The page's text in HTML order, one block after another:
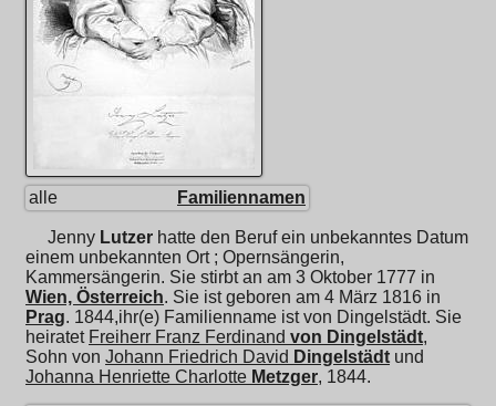
alle Familiennamen
Jenny Lutzer hatte den Beruf ein unbekanntes Datum
einem unbekannten Ort ; Opernsängerin,
Kammersängerin. Sie stirbt an am 3 Oktober 1777 in
Wien, Österreich. Sie ist geboren am 4 März 1816 in
Prag. 1844,ihr(e) Familienname ist von Dingelstädt. Sie
heiratet Freiherr Franz Ferdinand von Dingelstädt,
Sohn von Johann Friedrich David Dingelstädt und
Johanna Henriette Charlotte Metzger, 1844.